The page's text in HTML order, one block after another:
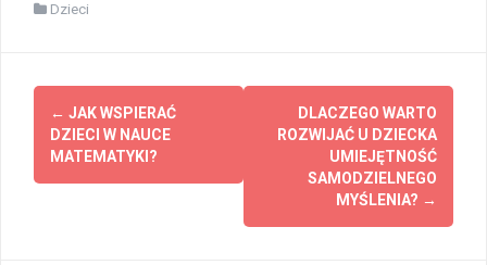
Dzieci
Post
navigation
← JAK WSPIERAĆ
DZIECI W NAUCE
MATEMATYKI?
DLACZEGO WARTO
ROZWIJAĆ U DZIECKA
UMIEJĘTNOŚĆ
SAMODZIELNEGO
MYŚLENIA? →